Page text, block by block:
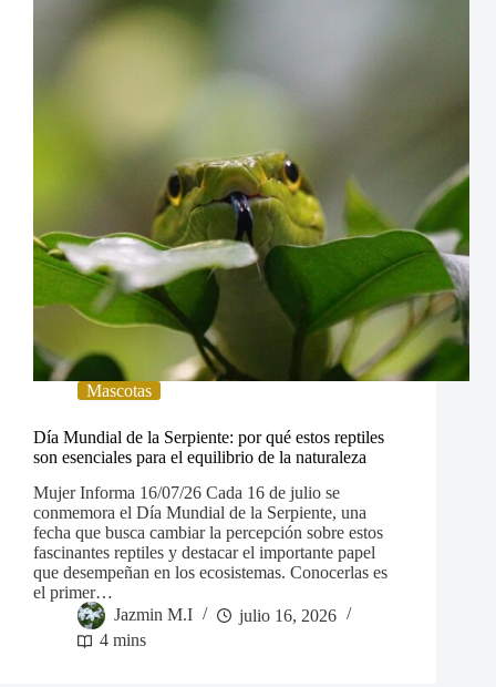
Mascotas
Día Mundial de la Serpiente: por qué estos reptiles
son esenciales para el equilibrio de la naturaleza
Mujer Informa 16/07/26 Cada 16 de julio se
conmemora el Día Mundial de la Serpiente, una
fecha que busca cambiar la percepción sobre estos
fascinantes reptiles y destacar el importante papel
que desempeñan en los ecosistemas. Conocerlas es
el primer…
Jazmin M.I
julio 16, 2026
4 mins